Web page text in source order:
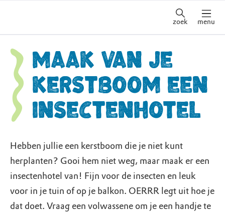
zoek menu
Maak van je
kerstboom een
insectenhotel
Hebben jullie een kerstboom die je niet kunt
herplanten? Gooi hem niet weg, maar maak er een
insectenhotel van! Fijn voor de insecten en leuk
voor in je tuin of op je balkon. OERRR legt uit hoe je
dat doet. Vraag een volwassene om je een handje te